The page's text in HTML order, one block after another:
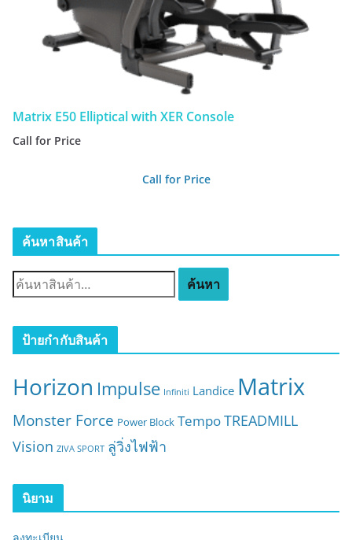
Matrix E50 Elliptical with XER Console
Call for Price
Call for Price
ค้นหาสินค้า
ค้
น
:
ค้นหา
ป้ายกำกับสินค้า
Horizon Impulse Infiniti Landice Matrix
Monster Force Power Block TempoTREADMILL
Vision ZIVA SPORT ลู่วิ่งไฟฟ้า
นิยาม